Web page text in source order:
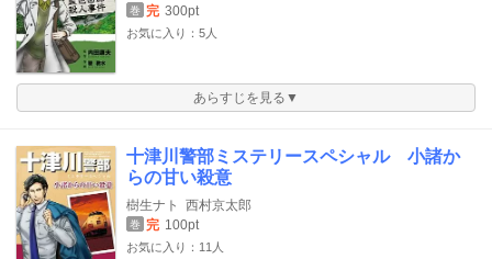
巻 完 300pt
お気に入り：5人
あらすじを見る▼
十津川警部ミステリースペシャル 小諸か
らの甘い殺意
樹生ナト 西村京太郎
巻 完 100pt
お気に入り：11人